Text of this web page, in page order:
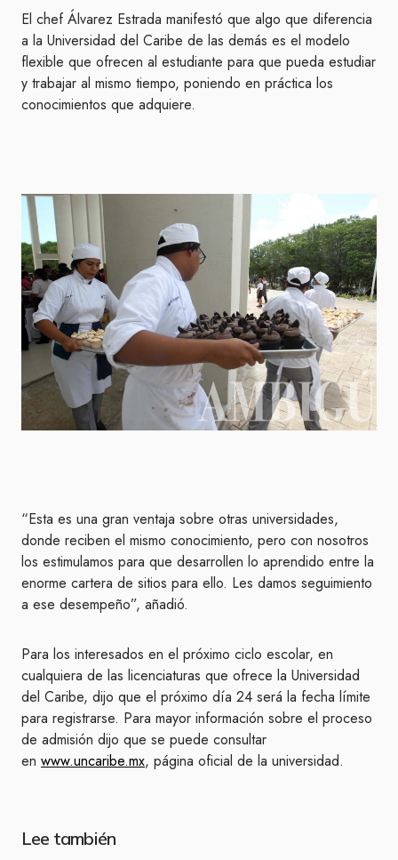
El chef Álvarez Estrada manifestó que algo que diferencia
a la Universidad del Caribe de las demás es el modelo
flexible que ofrecen al estudiante para que pueda estudiar
y trabajar al mismo tiempo, poniendo en práctica los
conocimientos que adquiere.
“Esta es una gran ventaja sobre otras universidades,
donde reciben el mismo conocimiento, pero con nosotros
los estimulamos para que desarrollen lo aprendido entre la
enorme cartera de sitios para ello. Les damos seguimiento
a ese desempeño”, añadió.
Para los interesados en el próximo ciclo escolar, en
cualquiera de las licenciaturas que ofrece la Universidad
del Caribe, dijo que el próximo día 24 será la fecha límite
para registrarse. Para mayor información sobre el proceso
de admisión dijo que se puede consultar
en www.uncaribe.mx, página oficial de la universidad.
Lee también